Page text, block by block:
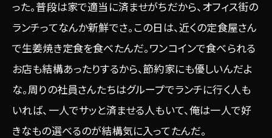
った。普段は家で適当に済ませがちだから、オフィス街の
ランチってなんか新鮮でさ。この日は、近くの定食屋さん
で生姜焼き定食を食べたんだ。ワンコインで食べられる
お店も結構あったりするから、節約家にも優しいんだよ
な。周りの社員さんたちはグループでランチに行く人も
いれば、一人でサッと済ませる人もいて、俺は一人で好
きなもの選べるのが結構気に入ってたんだ。